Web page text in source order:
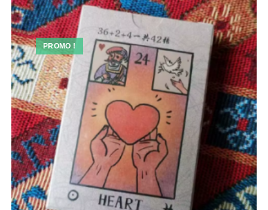
PROMO !